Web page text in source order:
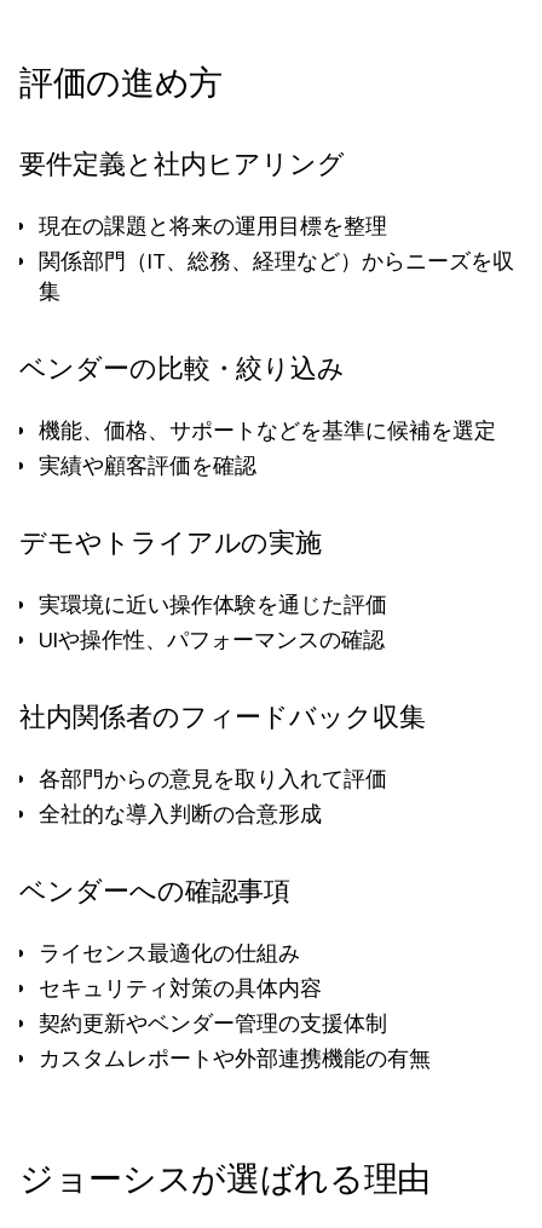
評価の進め方
要件定義と社内ヒアリング
現在の課題と将来の運用目標を整理
関係部門（IT、総務、経理など）からニーズを収
集
ベンダーの比較・絞り込み
機能、価格、サポートなどを基準に候補を選定
実績や顧客評価を確認
デモやトライアルの実施
実環境に近い操作体験を通じた評価
UIや操作性、パフォーマンスの確認
社内関係者のフィードバック収集
各部門からの意見を取り入れて評価
全社的な導入判断の合意形成
ベンダーへの確認事項
ライセンス最適化の仕組み
セキュリティ対策の具体内容
契約更新やベンダー管理の支援体制
カスタムレポートや外部連携機能の有無
ジョーシスが選ばれる理由